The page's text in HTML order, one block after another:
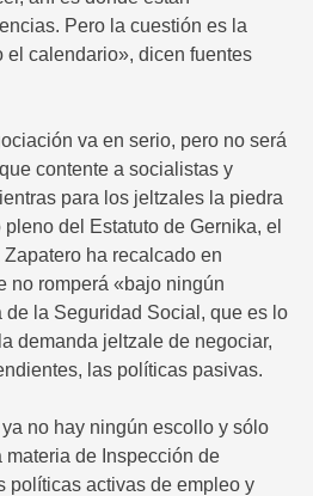
Pero la cuestión es la
el calendario», dicen fuentes
va en serio, pero no será
contente a socialistas y
para los jeltzales la piedra
del Estatuto de Gernika, el
ha recalcado en
no romperá «bajo ningún
la Seguridad Social, que es lo
demanda jeltzale de negociar,
las políticas pasivas.
no hay ningún escollo y sólo
materia de Inspección de
políticas activas de empleo y